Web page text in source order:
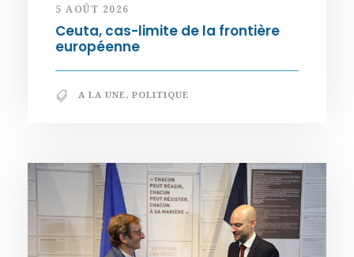
5 AOÛT 2026
Ceuta, cas-limite de la frontière
européenne
A LA UNE, POLITIQUE